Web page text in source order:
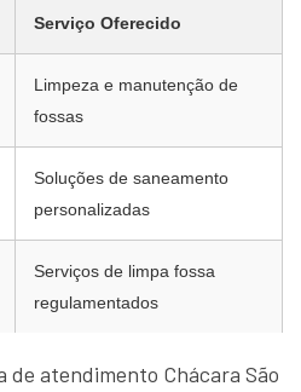
Serviço Oferecido
Limpeza e manutenção de
fossas
Soluções de saneamento
personalizadas
Serviços de limpa fossa
regulamentados
de atendimento Chácara São